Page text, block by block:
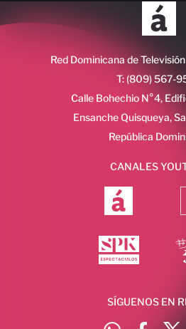
Red Dominicana de
T: (809) 567-
Calle Bohechio N°4,
Ensanche Quisqueya,
República
CANALES
SÍGUENOS EN